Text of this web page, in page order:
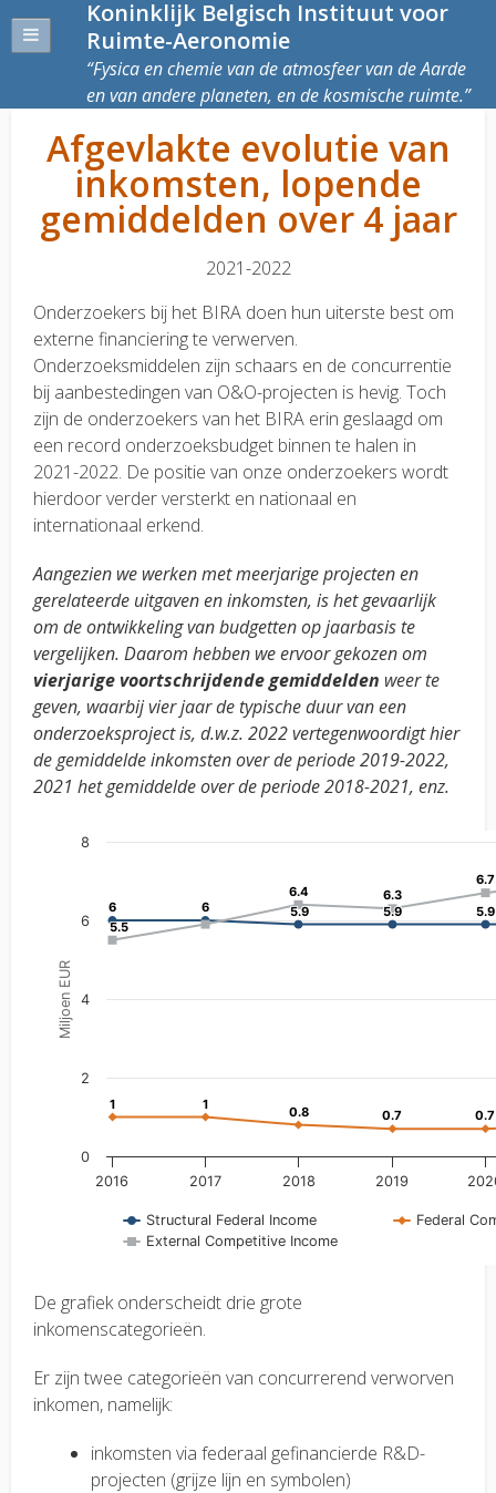
Koninklijk Belgisch Instituut voor
Ruimte-Aeronomie
Fysica en chemie van de atmosfeer van de Aarde
en van andere planeten, en de kosmische ruimte.
Afgevlakte evolutie van
inkomsten, lopende
gemiddelden over 4 jaar
2021-2022
Onderzoekers bij het BIRA doen hun uiterste best om
externe financiering te verwerven.
Onderzoeksmiddelen zijn schaars en de concurrentie
bij aanbestedingen van O&O-projecten is hevig. Toch
zijn de onderzoekers van het BIRA erin geslaagd om
een record onderzoeksbudget binnen te halen in
2021-2022. De positie van onze onderzoekers wordt
hierdoor verder versterkt en nationaal en
internationaal erkend.
Aangezien we werken met meerjarige projecten en
gerelateerde uitgaven en inkomsten, is het gevaarlijk
om de ontwikkeling van budgetten op jaarbasis te
vergelijken. Daarom hebben we ervoor gekozen om
vierjarige voortschrijdende gemiddelden weer te
geven, waarbij vier jaar de typische duur van een
onderzoeksproject is, d.w.z. 2022 vertegenwoordigt hier
de gemiddelde inkomsten over de periode 2019-2022,
2021 het gemiddelde over de periode 2018-2021, enz.
De grafiek onderscheidt drie grote
inkomenscategorieën.
Er zijn twee categorieën van concurrerend verworven
inkomen, namelijk:
inkomsten via federaal gefinancierde R&D-
projecten (grijze lijn en symbolen)